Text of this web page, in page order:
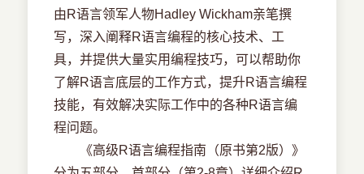
由R语言领军人物Hadley Wickham亲笔撰
写，深入阐释R语言编程的核心技术、工
具，并提供大量实用编程技巧，可以帮助你
了解R语言底层的工作方式，提升R语言编程
技能，有效解决实际工作中的各种R语言编
程问题。
《高级R语言编程指南（原书第2版）》